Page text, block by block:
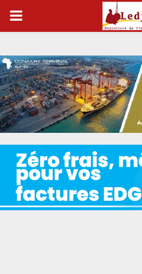
P
I
M
A
Y